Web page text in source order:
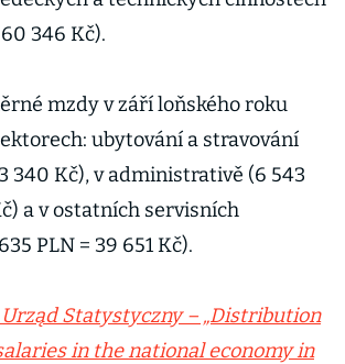
346 Kč).
mzdy v září loňského roku
ubytování a stravování
340 Kč), v administrativě (6 543
a v ostatních servisních
PLN = 39 651 Kč).
Urząd Statystyczny – „Distribution
in the national economy in